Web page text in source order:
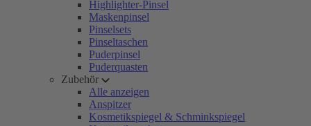
Highlighter-Pinsel
Maskenpinsel
Pinselsets
Pinseltaschen
Puderpinsel
Puderquasten
Zubehör
Alle anzeigen
Anspitzer
Kosmetikspiegel & Schminkspiegel